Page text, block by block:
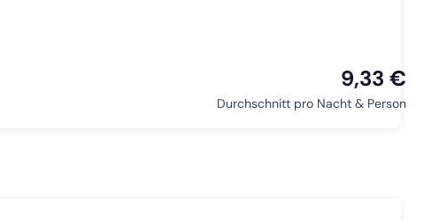
9,33 €
Durchschnitt pro Nacht & Person